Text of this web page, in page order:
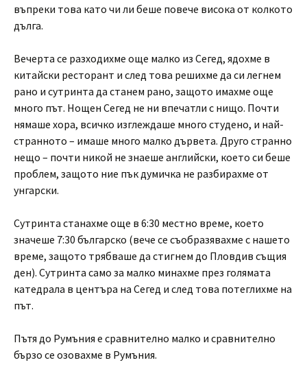
въпреки това като чи ли беше повече висока от колкото
дълга.
Вечерта се разходихме още малко из Сегед, ядохме в
китайски ресторант и след това решихме да си легнем
рано и сутринта да станем рано, защото имахме още
много път. Нощен Сегед не ни впечатли с нищо. Почти
нямаше хора, всичко изглеждаше много студено, и най-
странното – имаше много малко дървета. Друго странно
нещо – почти никой не знаеше английски, което си беше
проблем, защото ние пък думичка не разбирахме от
унгарски.
Сутринта станахме още в 6:30 местно време, което
значеше 7:30 българско (вече се съобразявахме с нашето
време, защото трябваше да стигнем до Пловдив същия
ден). Сутринта само за малко минахме през голямата
катедрала в центъра на Сегед и след това потеглихме на
път.
Пътя до Румъния е сравнително малко и сравнително
бързо се озовахме в Румъния.